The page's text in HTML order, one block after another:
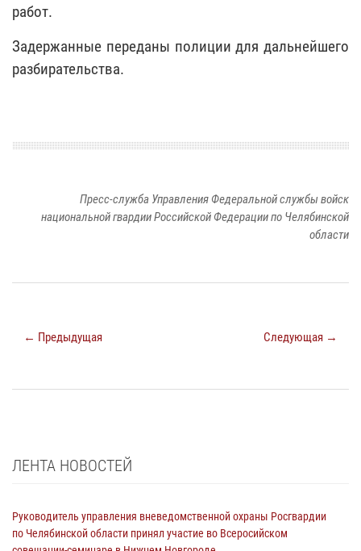
работ.
Задержанные переданы полиции для дальнейшего
разбирательства.
Пресс-служба Управления Федеральной службы войск
национальной гвардии Российской Федерации по Челябинской
области
← Предыдущая Следующая →
ЛЕНТА НОВОСТЕЙ
Руководитель управления вневедомственной охраны Росгвардии
по Челябинской области принял участие во Всеросийском